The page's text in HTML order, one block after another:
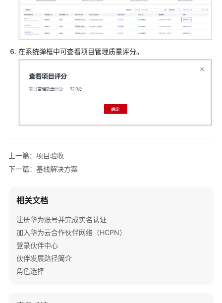
划
伙
伴
信
管
理
伴
管
理
伴
建
管
理
伙
在系统弹框中可查看项目管理质量评分。
上一篇：项目验收
下一篇：基线解决方案
相关文档
注册华为账号并完成实名认证
加入华为云合作伙伴网络（HCPN）
登录伙伴中心
伙伴发展路径简介
角色选择